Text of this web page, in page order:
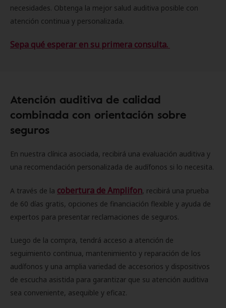
necesidades. Obtenga la mejor salud auditiva posible con
atención continua y personalizada.
Sepa qué esperar en su primera consulta.
Atención auditiva de calidad
combinada con orientación sobre
seguros
En nuestra clínica asociada, recibirá una evaluación auditiva y
una recomendación personalizada de audífonos si lo necesita.
A través de la cobertura de Amplifon, recibirá una prueba
de 60 días gratis, opciones de financiación flexible y ayuda de
expertos para presentar reclamaciones de seguros.
Luego de la compra, tendrá acceso a atención de
seguimiento continua, mantenimiento y reparación de los
audífonos y una amplia variedad de accesorios y dispositivos
de escucha asistida para garantizar que su atención auditiva
sea conveniente, asequible y eficaz.